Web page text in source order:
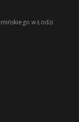
w Łodzi